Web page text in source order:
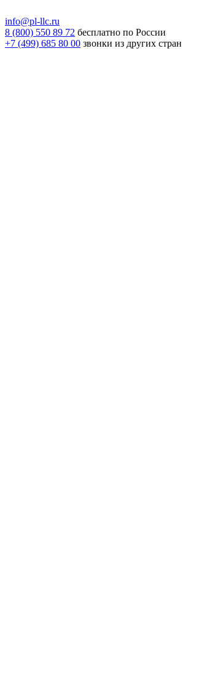
info@pl-llc.ru
8 (800) 550 89 72 бесплатно по России
+7 (499) 685 80 00 звонки из других стран